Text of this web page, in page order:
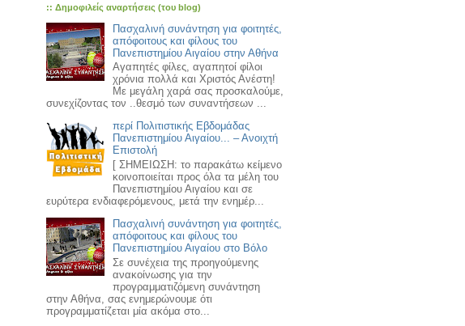
:: Δημοφιλείς αναρτήσεις (του blog)
Πασχαλινή συνάντηση για φοιτητές,
απόφοιτους και φίλους του
Πανεπιστημίου Αιγαίου στην Αθήνα
Αγαπητές φίλες, αγαπητοί φίλοι
χρόνια πολλά και Χριστός Ανέστη!
Με μεγάλη χαρά σας προσκαλούμε,
συνεχίζοντας τον ..θεσμό των συναντήσεων ...
περί Πολιτιστικής Εβδομάδας
Πανεπιστημίου Αιγαίου... – Ανοιχτή
Επιστολή
[ ΣΗΜΕΙΩΣΗ: το παρακάτω κείμενο
κοινοποιείται προς όλα τα μέλη του
Πανεπιστημίου Αιγαίου και σε
ευρύτερα ενδιαφερόμενους, μετά την ενημέρ...
Πασχαλινή συνάντηση για φοιτητές,
απόφοιτους και φίλους του
Πανεπιστημίου Αιγαίου στο Βόλο
Σε συνέχεια της προηγούμενης
ανακοίνωσης για την
προγραμματιζόμενη συνάντηση
στην Αθήνα, σας ενημερώνουμε ότι
προγραμματίζεται μία ακόμα στο...